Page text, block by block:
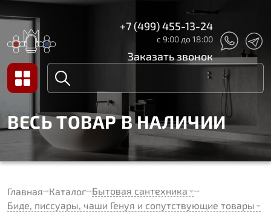
+7 (499) 455-13-24
с 9:00 до 18:00
Заказать звонок
ВЕСЬ ТОВАР В НАЛИЧИИ
Главная Каталог Бытовая сантехника
Биде, писсуары, чаши Генуя и сопутствующие товары